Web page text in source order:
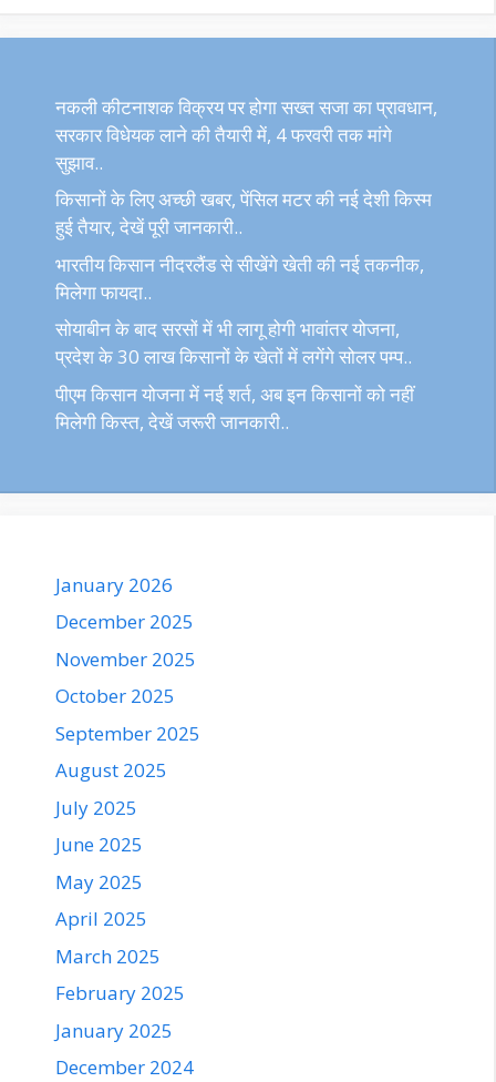
नकली कीटनाशक विक्रय पर होगा सख्त सजा का प्रावधान,
सरकार विधेयक लाने की तैयारी में, 4 फरवरी तक मांगे
सुझाव..
किसानों के लिए अच्छी खबर, पेंसिल मटर की नई देशी किस्म
हुई तैयार, देखें पूरी जानकारी..
भारतीय किसान नीदरलैंड से सीखेंगे खेती की नई तकनीक,
मिलेगा फायदा..
सोयाबीन के बाद सरसों में भी लागू होगी भावांतर योजना,
प्रदेश के 30 लाख किसानों के खेतों में लगेंगे सोलर पम्प..
पीएम किसान योजना में नई शर्त, अब इन किसानों को नहीं
मिलेगी किस्त, देखें जरूरी जानकारी..
January 2026
December 2025
November 2025
October 2025
September 2025
August 2025
July 2025
June 2025
May 2025
April 2025
March 2025
February 2025
January 2025
December 2024